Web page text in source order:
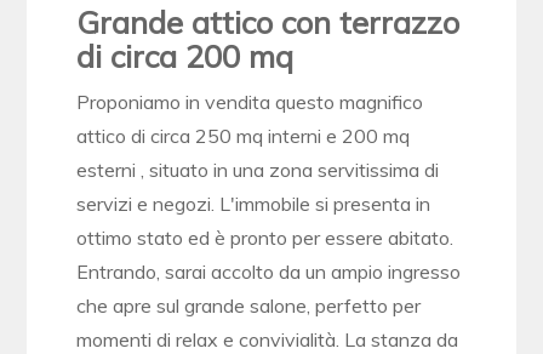
Grande attico con terrazzo
di circa 200 mq
Proponiamo in vendita questo magnifico
attico di circa 250 mq interni e 200 mq
esterni , situato in una zona servitissima di
servizi e negozi. L'immobile si presenta in
ottimo stato ed è pronto per essere abitato.
Entrando, sarai accolto da un ampio ingresso
che apre sul grande salone, perfetto per
momenti di relax e convivialità. La stanza da